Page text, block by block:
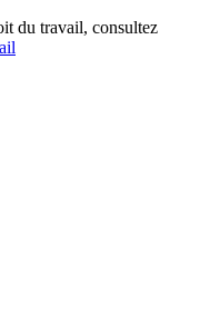
du travail, consultez